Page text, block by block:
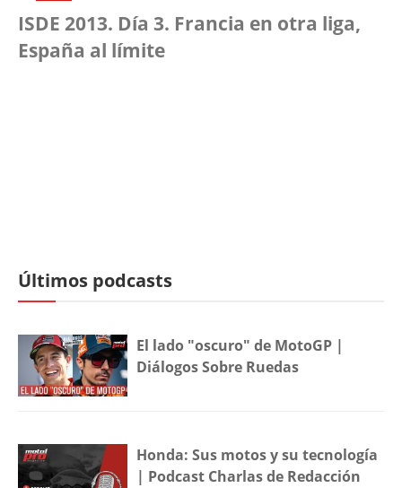
ISDE 2013. Día 3. Francia en otra liga,
España al límite
Últimos podcasts
El lado "oscuro" de MotoGP |
Diálogos Sobre Ruedas
Honda: Sus motos y su tecnología
| Podcast Charlas de Redacción